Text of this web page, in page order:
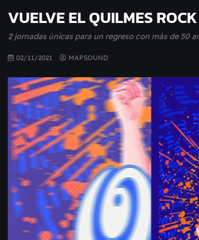
VUELVE EL QUILMES
2 jornadas únicas para un regreso con más de 50
02/11/2021 MAPSOUND